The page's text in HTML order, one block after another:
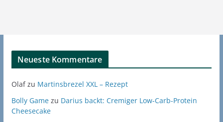
Neueste Kommentare
Olafzu Martinsbrezel XXL – Rezept
Bolly Gamezu Darius backt: Cremiger Low-Carb-Protein
Cheesecake